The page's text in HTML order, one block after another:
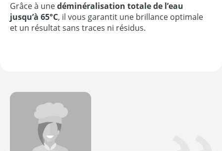
Grâce à unedéminéralisation totale de l’eau
jusqu’à 65°C, il vous garantit une brillance optimale
et un résultat sans traces ni résidus.